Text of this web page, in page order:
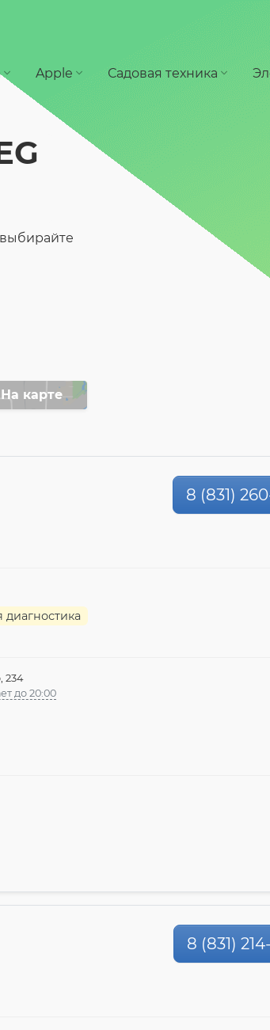
Apple Садовая техника
На карте
8 (831)
диагностика
234
до 20:00
8 (831)